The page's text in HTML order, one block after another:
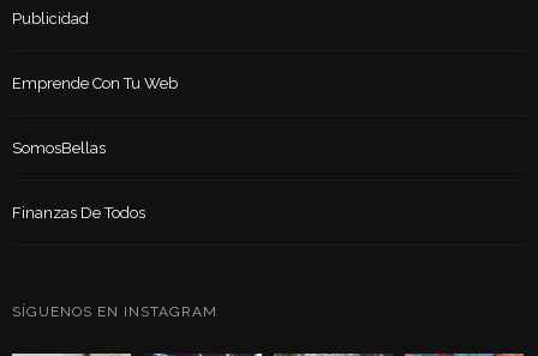
Publicidad
Emprende Con Tu Web
SomosBellas
Finanzas De Todos
SÍGUENOS EN INSTAGRAM